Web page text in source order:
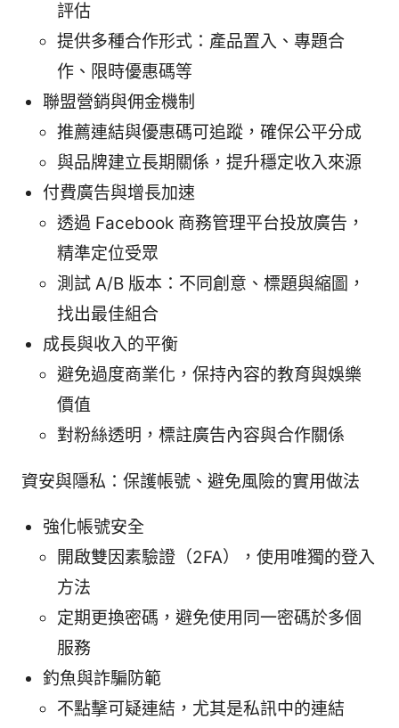
評估
提供多種合作形式：產品置入、專題合
作、限時優惠碼等
聯盟營銷與佣金機制
推薦連結與優惠碼可追蹤，確保公平分成
與品牌建立長期關係，提升穩定收入來源
付費廣告與增長加速
透過 Facebook 商務管理平台投放廣告，
精準定位受眾
測試 A/B 版本：不同創意、標題與縮圖，
找出最佳組合
成長與收入的平衡
避免過度商業化，保持內容的教育與娛樂
價值
對粉絲透明，標註廣告內容與合作關係
資安與隱私：保護帳號、避免風險的實用做法
強化帳號安全
開啟雙因素驗證（2FA），使用唯獨的登入
方法
定期更換密碼，避免使用同一密碼於多個
服務
釣魚與詐騙防範
不點擊可疑連結，尤其是私訊中的連結